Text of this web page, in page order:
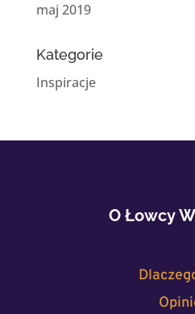
maj 2019
Kategorie
Inspiracje
O Łowcy